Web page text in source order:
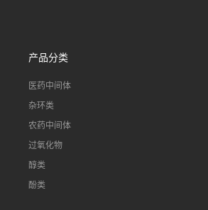
产品分类
医药中间体
杂环类
农药中间体
过氧化物
醇类
酚类